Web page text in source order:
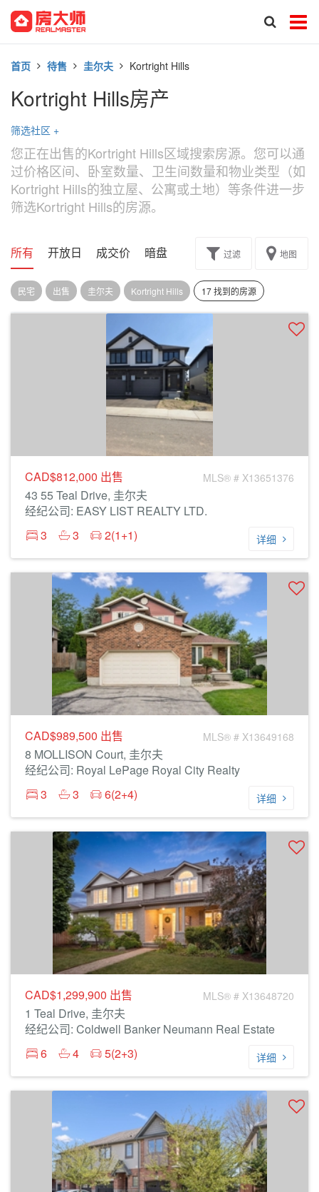
首页 待售 圭尔夫 Kortright Hills
Kortright Hills房产
筛选社区 +
您正在出售的Kortright Hills区域搜索房源。您可以通
过价格区间、卧室数量、卫生间数量和物业类型（如
Kortright Hills的独立屋、公寓或土地）等条件进一步
筛选Kortright Hills的房源。
所有 开放日 成交价 暗盘 楼花转让过滤 地图
民宅 出售 圭尔夫 Kortright Hills 17 找到的房源
CAD$812,000 出售 MLS® # X13651376
43 55 Teal Drive, 圭尔夫
经纪公司: EASY LIST REALTY LTD.
3
3 2(1+1) 详细
CAD$989,500 出售 MLS® # X13649168
8 MOLLISON Court, 圭尔夫
经纪公司: Royal LePage Royal City Realty
3
3 6(2+4) 详细
CAD$1,299,900 出售 MLS® # X13648720
1 Teal Drive, 圭尔夫
经纪公司: Coldwell Banker Neumann Real Estate
6
4 5(2+3) 详细